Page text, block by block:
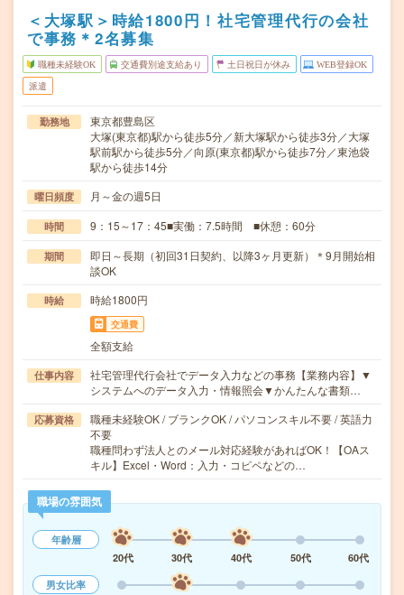
＜大塚駅＞時給1800円！社宅管理代行の会社
で事務＊2名募集
職種未経験OK 交通費別途支給あり 土日祝日が休み WEB登録OK
派遣
勤務地
東京都豊島区
大塚(東京都)駅から徒歩5分／新大塚駅から徒歩3分／大塚
駅前駅から徒歩5分／向原(東京都)駅から徒歩7分／東池袋
駅から徒歩14分
曜日頻度 月～金の週5日
時間 9：15～17：45■実働：7.5時間 ■休憩：60分
期間
即日～長期（初回31日契約、以降3ヶ月更新）＊9月開始相
談OK
時給 時給1800円
交通費
全額支給
仕事内容
社宅管理代行会社でデータ入力などの事務【業務内容】▼
システムへのデータ入力・情報照会▼かんたんな書類…
応募資格
職種未経験OK / ブランクOK / パソコンスキル不要 / 英語力
不要
職種問わず法人とのメール対応経験があればOK！【OAス
キル】Excel・Word：入力・コピペなどの…
職場の雰囲気
年齢層
20代
30代 40代 50代
60代
男女比率